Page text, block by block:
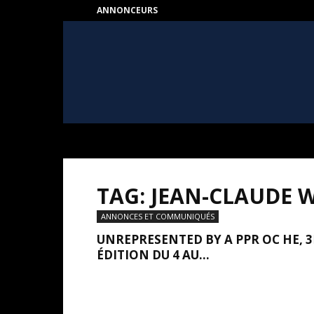
ANNONCEURS
l'Art
TAG: JEAN-CLAUDE
ANNONCES ET COMMUNIQUÉS
UNREPRESENTED BY A PPR OC HE,
ÉDITION DU 4 AU...